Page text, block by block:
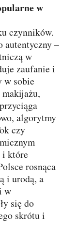
czynników.
autentyczny –
w
zaufanie i
w sobie
algorytmy
czy
i które
rosnąca
i urodą, a
w
się do
skrótu i